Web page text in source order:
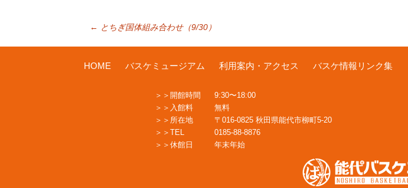
← とちぎ国体組み合わせ（9/30）
HOME バスケミュージアム 利用案内・アクセス バスケ情報リンク集
開館時間
9:30〜18:00
入館料
無料
所在地
〒016-0825 秋田県能代市柳町5-20
TEL
0185-88-8876
休館日
年末年始